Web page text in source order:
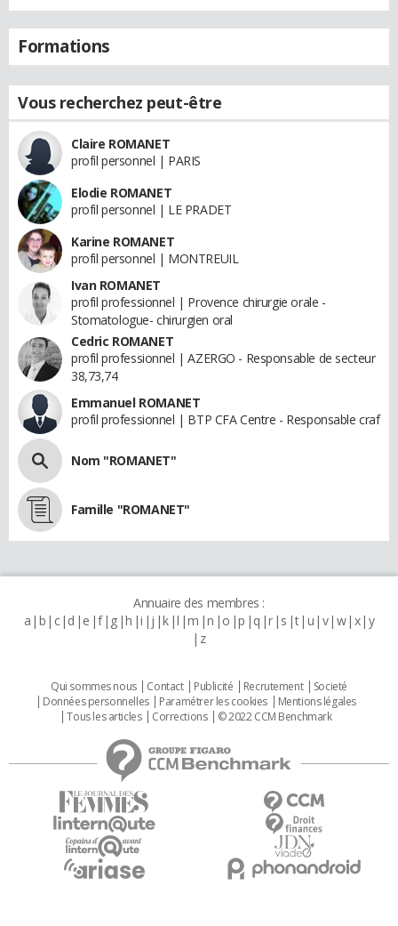
Formations
Vous recherchez peut-être
Claire ROMANET
profil personnel | PARIS
Elodie ROMANET
profil personnel | LE PRADET
Karine ROMANET
profil personnel | MONTREUIL
Ivan ROMANET
profil professionnel | Provence chirurgie orale -
Stomatologue- chirurgien oral
Cedric ROMANET
profil professionnel | AZERGO - Responsable de secteur
38,73,74
Emmanuel ROMANET
profil professionnel | BTP CFA Centre - Responsable craf
Nom "ROMANET"
Famille "ROMANET"
Annuaire des membres :
a b c d e f g h i j k l m n o p q r s t u v w x y
z
Qui sommes nous Contact Publicité Recrutement
Societé
Données personnelles
Paramétrer les cookies
Mentions légales
Tous les articles
Corrections © 2022 CCM Benchmark